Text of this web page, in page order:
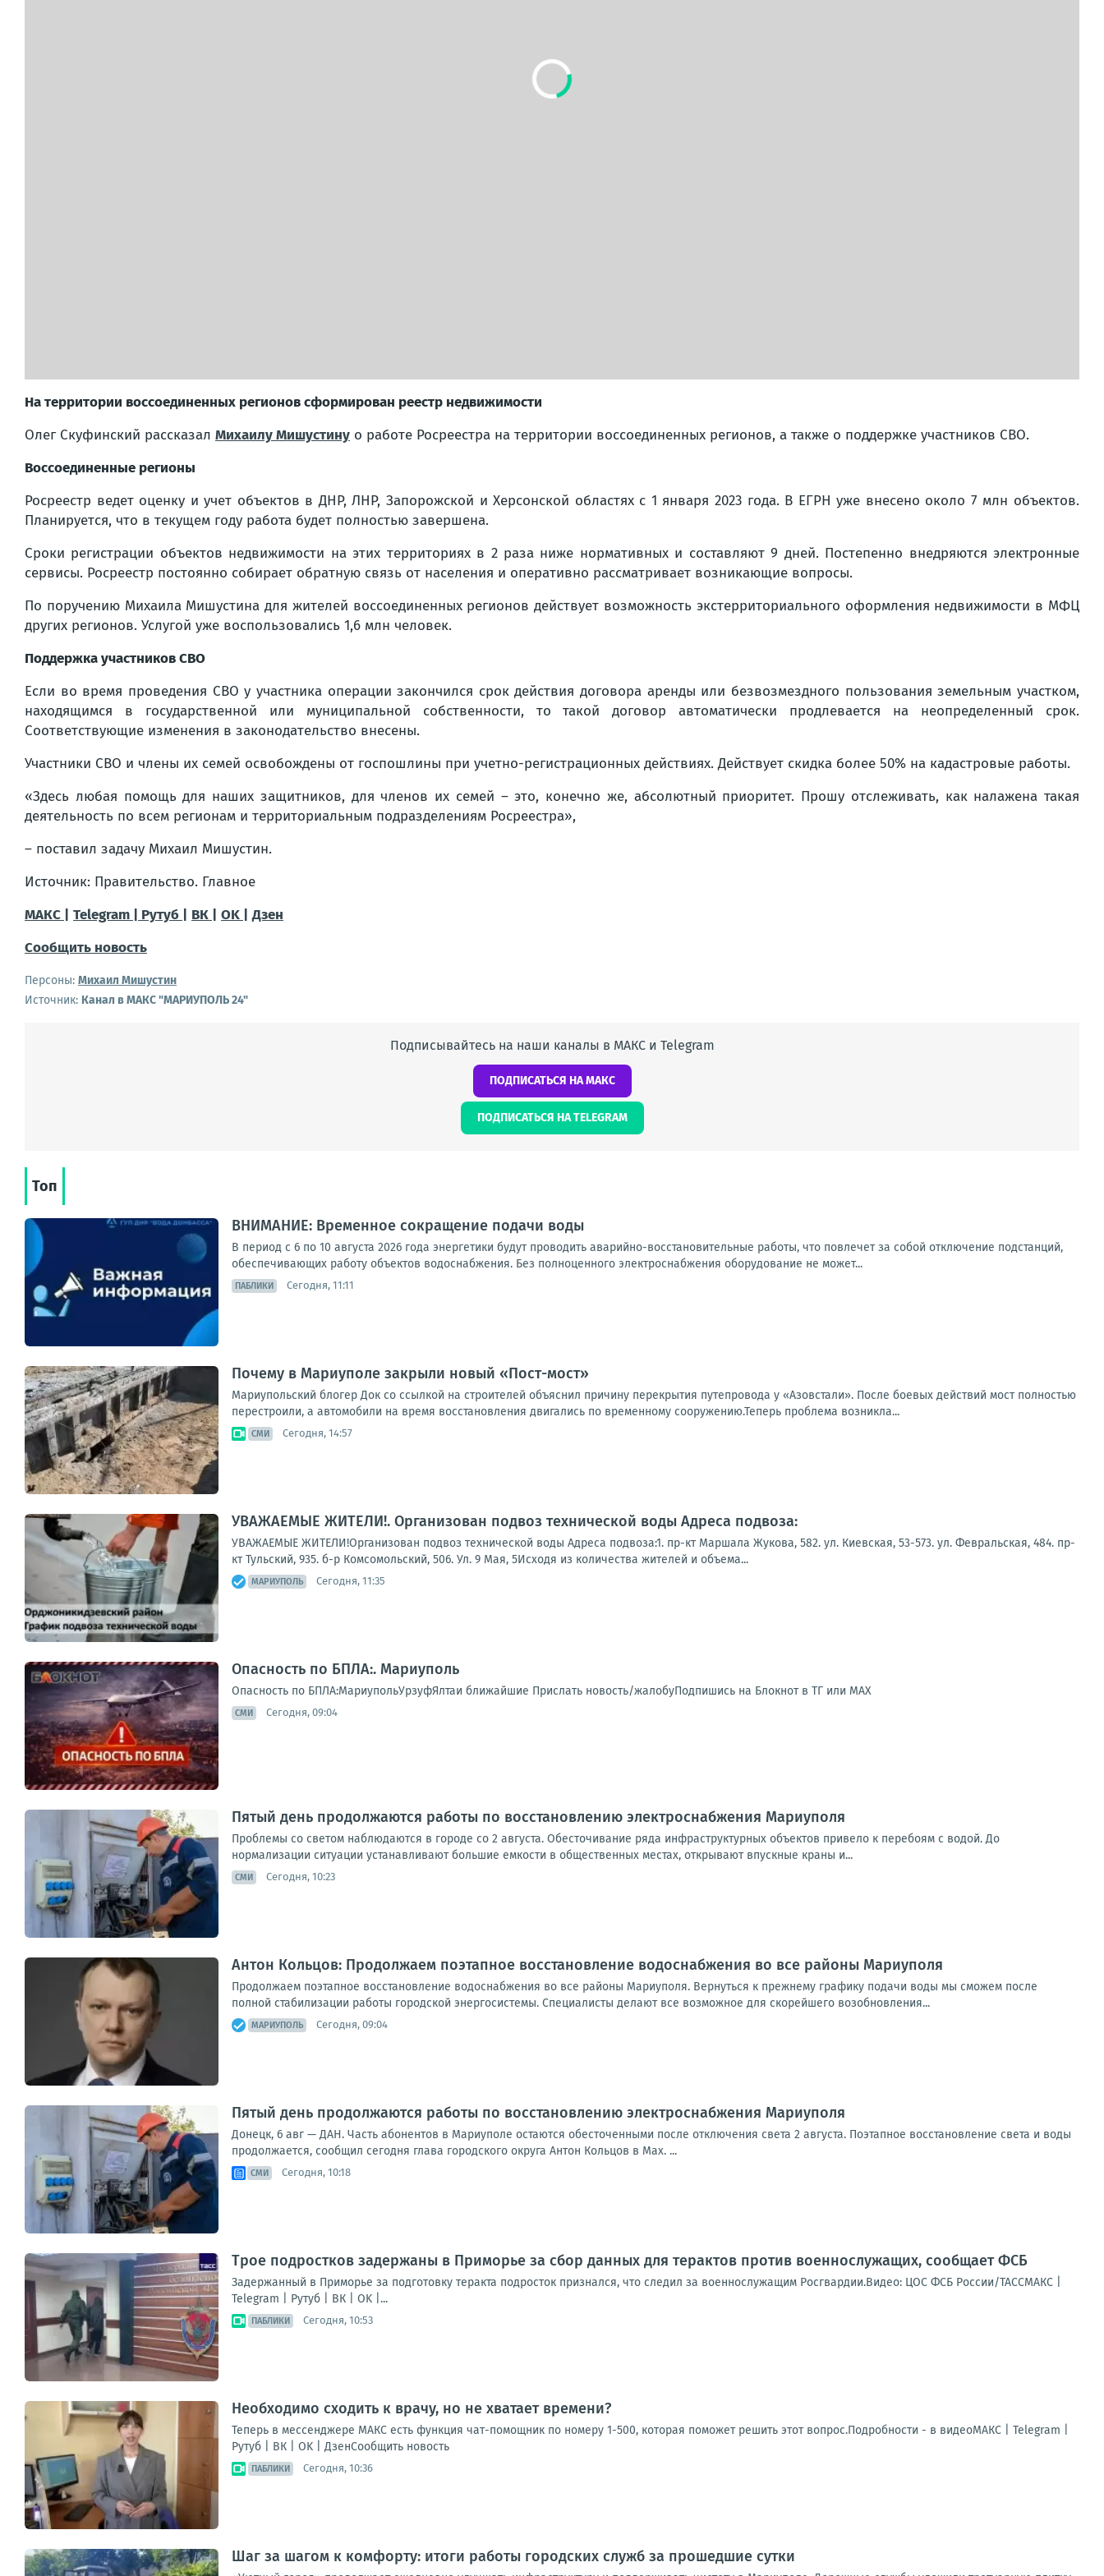
На территории воссоединенных регионов сформирован реестр недвижимости
Олег Скуфинский рассказал Михаилу Мишустину о работе Росреестра на территории воссоединенных регионов, а также о поддержке участников СВО.
Воссоединенные регионы
Росреестр ведет оценку и учет объектов в ДНР, ЛНР, Запорожской и Херсонской областях с 1 января 2023 года. В ЕГРН уже внесено около 7 млн объектов.
Планируется, что в текущем году работа будет полностью завершена.
Сроки регистрации объектов недвижимости на этих территориях в 2 раза ниже нормативных и составляют 9 дней. Постепенно внедряются электронные
сервисы. Росреестр постоянно собирает обратную связь от населения и оперативно рассматривает возникающие вопросы.
По поручению Михаила Мишустина для жителей воссоединенных регионов действует возможность экстерриториального оформления недвижимости в МФЦ
других регионов. Услугой уже воспользовались 1,6 млн человек.
Поддержка участников СВО
Если во время проведения СВО у участника операции закончился срок действия договора аренды или безвозмездного пользования земельным участком,
находящимся в государственной или муниципальной собственности, то такой договор автоматически продлевается на неопределенный срок.
Соответствующие изменения в законодательство внесены.
Участники СВО и члены их семей освобождены от госпошлины при учетно-регистрационных действиях. Действует скидка более 50% на кадастровые работы.
«Здесь любая помощь для наших защитников, для членов их семей – это, конечно же, абсолютный приоритет. Прошу отслеживать, как налажена такая
деятельность по всем регионам и территориальным подразделениям Росреестра»,
– поставил задачу Михаил Мишустин.
Источник: Правительство. Главное
МАКС |
Telegram | Рутуб | ВК | OK |
Дзен
Сообщить новость
Персоны: Михаил Мишустин
Источник: Канал в МАКС "МАРИУПОЛЬ 24"
Подписывайтесь на наши каналы в МАКС и Telegram
ПОДПИСАТЬСЯ НА МАКС
ПОДПИСАТЬСЯ НА TELEGRAM
Топ
ВНИМАНИЕ: Временное сокращение подачи воды
В период с 6 по 10 августа 2026 года энергетики будут проводить аварийно-восстановительные работы, что повлечет за собой отключение подстанций,
обеспечивающих работу объектов водоснабжения. Без полноценного электроснабжения оборудование не может...
ПАБЛИКИ Сегодня, 11:11
Почему в Мариуполе закрыли новый «Пост-мост»
Мариупольский блогер Док со ссылкой на строителей объяснил причину перекрытия путепровода у «Азовстали». После боевых действий мост полностью
перестроили, а автомобили на время восстановления двигались по временному сооружению.Теперь проблема возникла...
СМИ Сегодня, 14:57
УВАЖАЕМЫЕ ЖИТЕЛИ!. Организован подвоз технической воды Адреса подвоза:
УВАЖАЕМЫЕ ЖИТЕЛИ!Организован подвоз технической воды Адреса подвоза:1. пр-кт Маршала Жукова, 582. ул. Киевская, 53-573. ул. Февральская, 484. пр-
кт Тульский, 935. б-р Комсомольский, 506. Ул. 9 Мая, 5Исходя из количества жителей и объема...
МАРИУПОЛЬ Сегодня, 11:35
Опасность по БПЛА:. Мариуполь
Опасность по БПЛА:МариупольУрзуфЯлтаи ближайшие Прислать новость/жалобуПодпишись на Блокнот в ТГ или МАХ
СМИ Сегодня, 09:04
Пятый день продолжаются работы по восстановлению электроснабжения Мариуполя
Проблемы со светом наблюдаются в городе со 2 августа. Обесточивание ряда инфраструктурных объектов привело к перебоям с водой. До
нормализации ситуации устанавливают большие емкости в общественных местах, открывают впускные краны и...
СМИ Сегодня, 10:23
Антон Кольцов: Продолжаем поэтапное восстановление водоснабжения во все районы Мариуполя
Продолжаем поэтапное восстановление водоснабжения во все районы Мариуполя. Вернуться к прежнему графику подачи воды мы сможем после
полной стабилизации работы городской энергосистемы. Специалисты делают все возможное для скорейшего возобновления...
МАРИУПОЛЬ Сегодня, 09:04
Пятый день продолжаются работы по восстановлению электроснабжения Мариуполя
Донецк, 6 авг — ДАН. Часть абонентов в Мариуполе остаются обесточенными после отключения света 2 августа. Поэтапное восстановление света и воды
продолжается, сообщил сегодня глава городского округа Антон Кольцов в Мах. ...
СМИ Сегодня, 10:18
Трое подростков задержаны в Приморье за сбор данных для терактов против военнослужащих, сообщает ФСБ
Задержанный в Приморье за подготовку теракта подросток признался, что следил за военнослужащим Росгвардии.Видео: ЦОС ФСБ России/ТАССМАКС |
Telegram | Рутуб | ВК | OK |...
ПАБЛИКИ Сегодня, 10:53
Необходимо сходить к врачу, но не хватает времени?
Теперь в мессенджере МАКС есть функция чат-помощник по номеру 1-500, которая поможет решить этот вопрос.Подробности - в видеоМАКС | Telegram |
Рутуб | ВК | OK | ДзенСообщить новость
ПАБЛИКИ Сегодня, 10:36
Шаг за шагом к комфорту: итоги работы городских служб за прошедшие сутки